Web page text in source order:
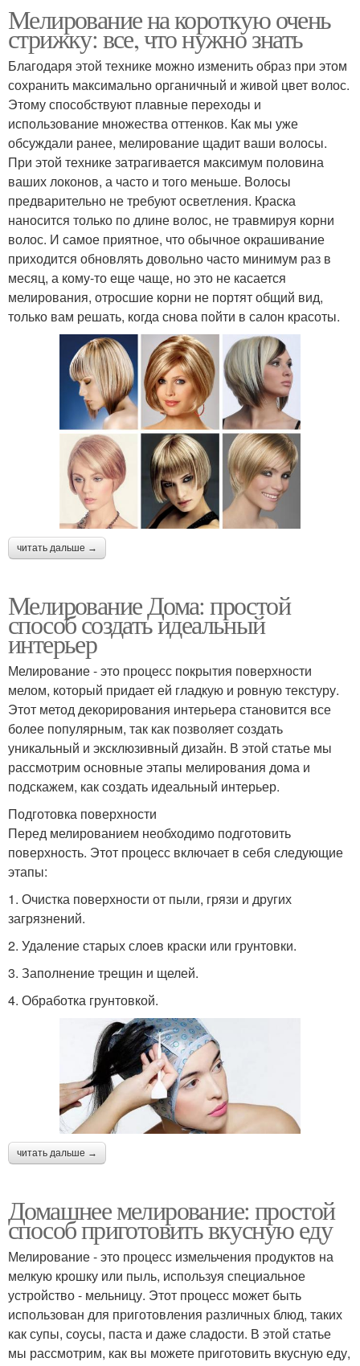
Мелирование на короткую очень
стрижку: все, что нужно знать
Благодаря этой технике можно изменить образ при этом
сохранить максимально органичный и живой цвет волос.
Этому способствуют плавные переходы и
использование множества оттенков. Как мы уже
обсуждали ранее, мелирование щадит ваши волосы.
При этой технике затрагивается максимум половина
ваших локонов, а часто и того меньше. Волосы
предварительно не требуют осветления. Краска
наносится только по длине волос, не травмируя корни
волос. И самое приятное, что обычное окрашивание
приходится обновлять довольно часто минимум раз в
месяц, а кому-то еще чаще, но это не касается
мелирования, отросшие корни не портят общий вид,
только вам решать, когда снова пойти в салон красоты.
читать дальше →
Мелирование Дома: простой
способ создать идеальный
интерьер
Мелирование - это процесс покрытия поверхности
мелом, который придает ей гладкую и ровную текстуру.
Этот метод декорирования интерьера становится все
более популярным, так как позволяет создать
уникальный и эксклюзивный дизайн. В этой статье мы
рассмотрим основные этапы мелирования дома и
подскажем, как создать идеальный интерьер.
Подготовка поверхности
Перед мелированием необходимо подготовить
поверхность. Этот процесс включает в себя следующие
этапы:
1. Очистка поверхности от пыли, грязи и других
загрязнений.
2. Удаление старых слоев краски или грунтовки.
3. Заполнение трещин и щелей.
4. Обработка грунтовкой.
читать дальше →
Домашнее мелирование: простой
способ приготовить вкусную еду
Мелирование - это процесс измельчения продуктов на
мелкую крошку или пыль, используя специальное
устройство - мельницу. Этот процесс может быть
использован для приготовления различных блюд, таких
как супы, соусы, паста и даже сладости. В этой статье
мы рассмотрим, как вы можете приготовить вкусную еду,